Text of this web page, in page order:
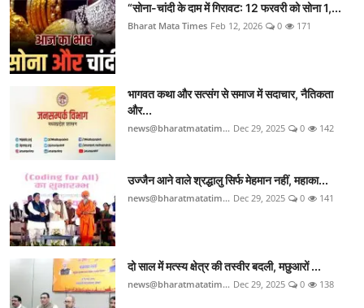
“सोना-चांदी के दाम में गिरावट: 12 फरवरी को सोना 1,...
Bharat Mata Times Feb 12, 2026 0 171
भागवत कथा और सत्संग से समाज में सदाचार, नैतिकता
और...
news@bharatmatatim... Dec 29, 2025 0 142
उज्जैन आने वाले श्रद्धालु सिर्फ मेहमान नहीं, महाका...
news@bharatmatatim... Dec 29, 2025 0 141
दो साल में मत्स्य क्षेत्र की तस्वीर बदली, मछुआरों ...
news@bharatmatatim... Dec 29, 2025 0 138